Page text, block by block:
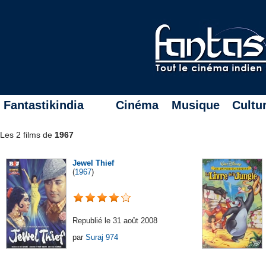
Fantastikindia Cinéma Musique
Les 2 films de 1967
Jewel Thief
(1967)
Republié le 31 août 2008
par Suraj 974